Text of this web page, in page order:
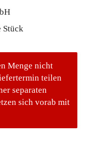
Stück
Menge nicht
teilen
separaten
sich vorab mit